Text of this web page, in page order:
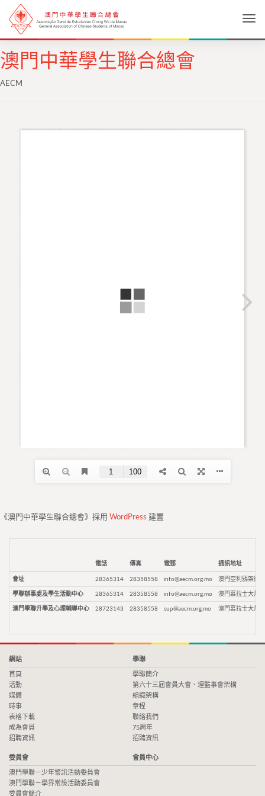
澳門中華學生聯合總會
AECM
《澳門中華學生聯合總會》採用 WordPress 建置
電話 傳真 電郵 通訊地址
會址 28365314 28358558 info@aecm.org.mo 澳門亞利鴉架街9
學聯辦事處及學生活動中心 28365314 28358558 info@aecm.org.mo 澳門慕拉士大馬
澳門學聯升學及心理輔導中心 28723143 28358558 sup@aecm.org.mo 澳門慕拉士大馬
網站
首頁
活動
媒體
時事
表格下載
成為會員
招聘資訊
學聯
學聯簡介
第六十三屆會員大會、理監事會架構
組織架構
章程
聯絡我們
75周年
招聘資訊
委員會
澳門學聯－少年警訊活動委員會
澳門學聯－學界常設活動委員會
委員會簡介
會員中心